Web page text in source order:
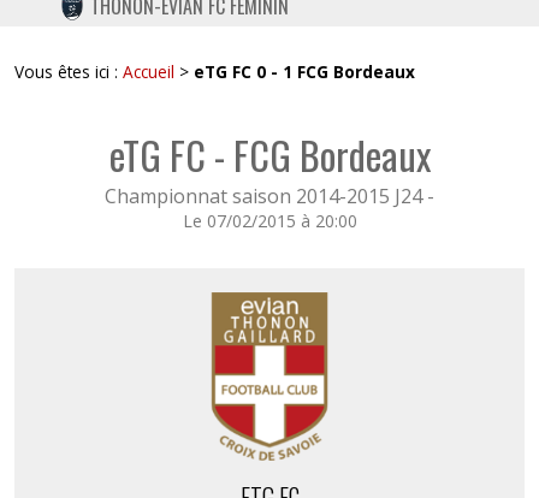
TWITTER
INSTAGRAM
THONON-EVIAN FC FÉMININ
Vous êtes ici : Accueil > eTG FC 0 - 1 FCG Bordeaux
eTG FC - FCG Bordeaux
Championnat saison 2014-2015 J24 -
Le 07/02/2015 à 20:00